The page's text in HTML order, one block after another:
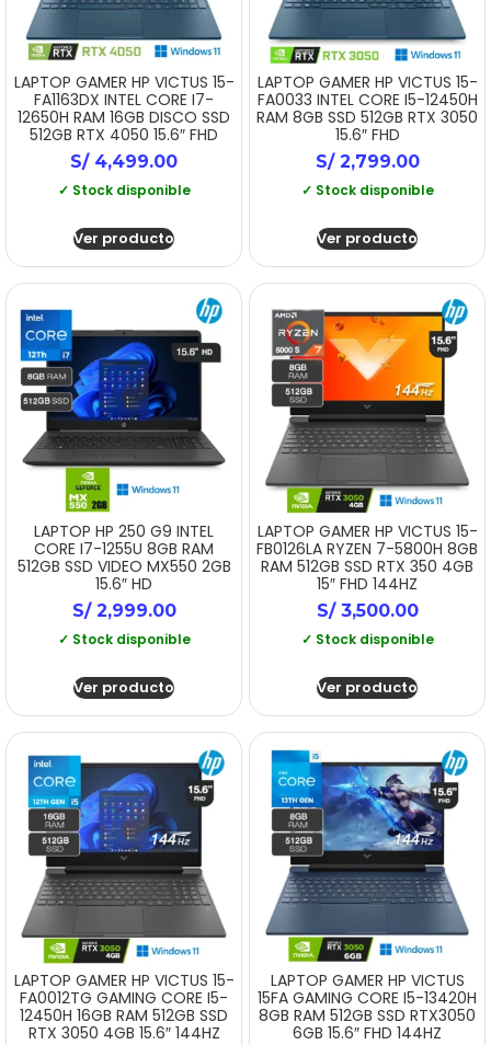
LAPTOP GAMER HP VICTUS 15-
FA1163DX INTEL CORE I7-
12650H RAM 16GB DISCO SSD
512GB RTX 4050 15.6″ FHD
S/4,499.00
✓ Stock disponible
Ver producto
LAPTOP GAMER HP VICTUS 15-
FA0033 INTEL CORE I5-12450H
RAM 8GB SSD 512GB RTX 3050
15.6″ FHD
S/2,799.00
✓ Stock disponible
Ver producto
LAPTOP HP 250 G9 INTEL
CORE I7-1255U 8GB RAM
512GB SSD VIDEO MX550 2GB
15.6″ HD
S/2,999.00
✓ Stock disponible
Ver producto
LAPTOP GAMER HP VICTUS 15-
FB0126LA RYZEN 7-5800H 8GB
RAM 512GB SSD RTX 350 4GB
15″ FHD 144HZ
S/3,500.00
✓ Stock disponible
Ver producto
LAPTOP GAMER HP VICTUS 15-
FA0012TG GAMING CORE I5-
12450H 16GB RAM 512GB SSD
RTX 3050 4GB 15.6″ 144HZ
LAPTOP GAMER HP VICTUS
15FA GAMING CORE I5-13420H
8GB RAM 512GB SSD RTX3050
6GB 15.6″ FHD 144HZ